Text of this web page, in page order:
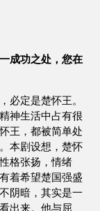
成功之处，您在
必定是楚怀王。
神生活中占有很
王，都被简单处
本剧设想，楚怀
格张扬，情绪
着希望楚国强盛
阴暗，其实是一
出来。他与屈